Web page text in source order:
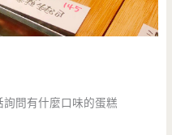
問有什麼口味的蛋糕